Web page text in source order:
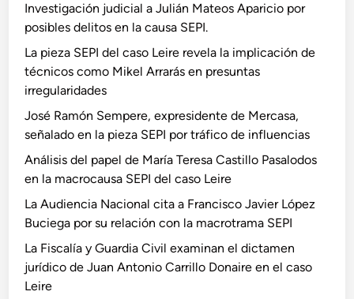
Investigación judicial a Julián Mateos Aparicio por
posibles delitos en la causa SEPI.
La pieza SEPI del caso Leire revela la implicación de
técnicos como Mikel Arrarás en presuntas
irregularidades
José Ramón Sempere, expresidente de Mercasa,
señalado en la pieza SEPI por tráfico de influencias
Análisis del papel de María Teresa Castillo Pasalodos
en la macrocausa SEPI del caso Leire
La Audiencia Nacional cita a Francisco Javier López
Buciega por su relación con la macrotrama SEPI
La Fiscalía y Guardia Civil examinan el dictamen
jurídico de Juan Antonio Carrillo Donaire en el caso
Leire